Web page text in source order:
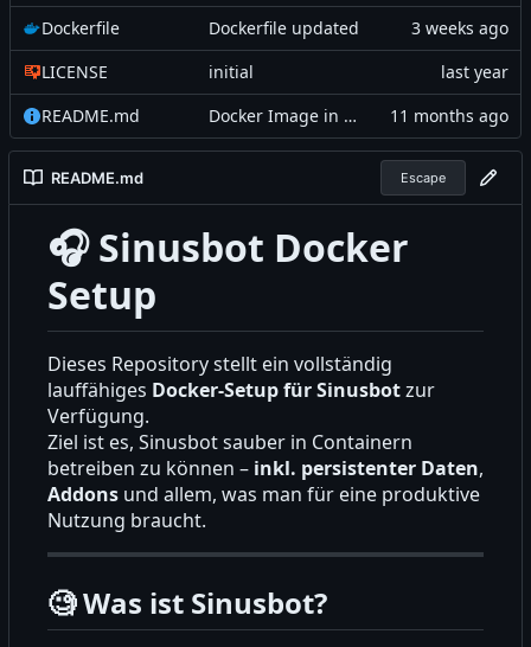
Dockerfile
Dockerfile updated
LICENSE
initial
README.md
Docker Image in neues Repo umgezogen
README.md Escape
🎧Sinusbot Docker
Setup
Dieses Repository stellt ein vollständig
lauffähiges Docker-Setup für Sinusbotzur
Verfügung.
Ziel ist es, Sinusbot sauber in Containern
betreiben zu können – inkl. persistenter Daten,
Addons und allem, was man für eine produktive
Nutzung braucht.
🧐Was ist Sinusbot?